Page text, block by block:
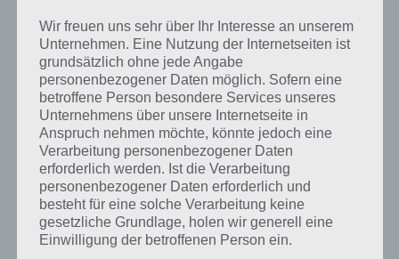
Strom ist die Lösung für das tägliche Rätsel am 6.3.2019 in 4 Bilder 1
Wort, doch welche Bedeutung hat dieses eigentlich und was gibt es
dazu zu wissen? Passt das Wort auch zur Karibik? Zu bestimmten
Lösungen präsentieren wir daher auch immer eine kurze
Begriffserklärung!
Sprechen wir von Strom, kann dies verschiedenste Bedeutungen
haben. Wasser, Elektrizität, Mathematik, Informatik – überall kommt
der Begriff vor. In der Informatik beispielsweise sprechen wir vom
Datenstrom, also den kontinuierlichen Durchfluss von Datensätzen,
um bestimmte Aufgaben zu erledigen. Auch in der Politik ist Strom
ein Begriff, wenn man beispielsweise vom Flüchtlingsstrom oder
Wir freuen uns sehr über Ihr Interesse an unserem
Unternehmen. Eine Nutzung der Internetseiten ist
grundsätzlich ohne jede Angabe
personenbezogener Daten möglich. Sofern eine
betroffene Person besondere Services unseres
Unternehmens über unsere Internetseite in
Anspruch nehmen möchte, könnte jedoch eine
Verarbeitung personenbezogener Daten
erforderlich werden. Ist die Verarbeitung
personenbezogener Daten erforderlich und
besteht für eine solche Verarbeitung keine
gesetzliche Grundlage, holen wir generell eine
Einwilligung der betroffenen Person ein.